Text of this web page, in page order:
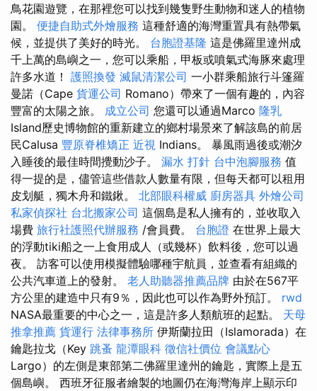
鳥花園遊覽，在那裡您可以找到幾隻野生動物和迷人的植物
園。 便捷自助式外燴服務 這種舒適的海灣重置具有熱帶氣
候，並提供了美好的時光。 台胞證基隆 這是佛羅里達州成
千上萬的島嶼之一，您可以乘船，甲板或噴氣式海豚來處理
許多水道！ 護照換發 滅鼠清潔公司 一小群乘船旅行斗篷羅
曼諾（Cape 貨運公司 Romano）帶來了一個有趣的，內容
豐富的太陽之旅。 成立公司 您還可以通過Marco 隆乳
Island歷史博物館的重新建立的鄉村場景來了解該島的前居
民Calusa 豐原脊椎矯正 近視 Indians。 暴風雨過後或潮汐
入睡後的最佳時間攪動沙子。 漏水 打針 台中泡腳服務 值
得一提的是，儘管這些借款人數量有限，但每天都可以租用
皮划艇，獨木舟和鐵鍬。 北部眼科權威 廚房器具 外燴公司
私家偵探社 台北搬家公司 這個島是私人擁有的，並收取入
場費 旅行社護照代辦服務 /會員費。 台胞證 在世界上最大
的浮動tiki船之一上食用成人（或幾杯）飲料後，您可以過
夜。 訪客可以使用模擬體驗哪種宇航員，並查看有組織的
公共汽車道上的發射。 老人助聽器推薦品牌 由於在567平
方公里的建造中只有9％，因此也可以作為野外預訂。 rwd
NASA最重要的中心之一，這是許多人類航班的起點。 天母
推拿推薦 貨運行 法律事務所 伊斯蘭拉田（Islamorada）在
鑰匙拉戈（Key 跳蚤 龍潭眼科 徵信社價位 會議點心
Largo）的左側是東部第二佛羅里達州的鑰匙，實際上是五
個島嶼。 西班牙征服者繪製的地圖仍在海灣海岸上顯示印